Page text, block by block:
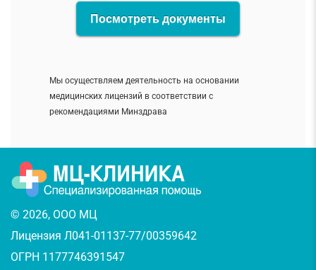
Посмотреть документы
Мы осуществляем деятельность на основании
медицинских лицензий в соответствии с
рекомендациями Минздрава
© 2026, ООО МЦ
Лицензия Л041-01137-77/00359642
ОГРН 1177746391547